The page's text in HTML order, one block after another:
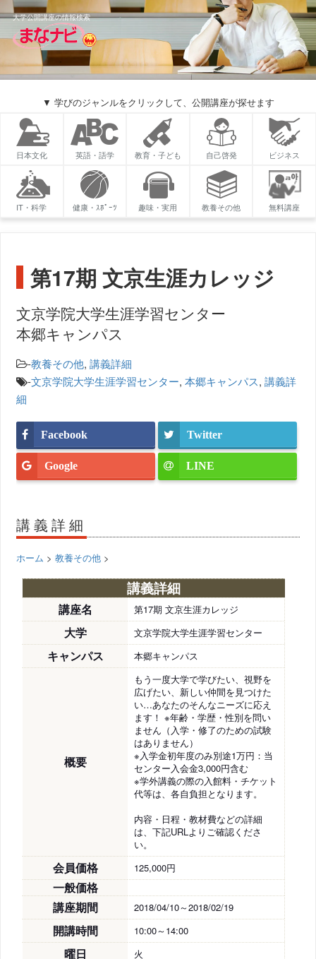
大学公開講座の情報検索
▼ 学びのジャンルをクリックして、公開講座が探せます
日本文化 英語・語学 教育・子ども 自己啓発 ビジネス
IT・科学 健康・ｽﾎﾟｰﾂ 趣味・実用 教養その他 無料講座
第17期 文京生涯カレッジ
文京学院大学生涯学習センター
本郷キャンパス
-教養その他,講義詳細
-文京学院大学生涯学習センター,本郷キャンパス,講義詳
細
Facebook Twitter
Google LINE
講義詳細
ホーム >教養その他 >
講義詳細
講座名 第17期 文京生涯カレッジ
大学 文京学院大学生涯学習センター
キャンパス 本郷キャンパス
概要
もう一度大学で学びたい、視野を
広げたい、新しい仲間を見つけた
い…あなたのそんなニーズに応え
ます！ ※年齢・学歴・性別を問い
ません（入学・修了のための試験
はありません）
※入学金初年度のみ別途1万円：当
センター入会金3,000円含む
※学外講義の際の入館料・チケット
代等は、各自負担となります。
内容・日程・教材費などの詳細
は、下記URLよりご確認くださ
い。
会員価格 125,000円
一般価格
講座期間
2018/04/10～2018/02/19
開講時間 10:00～14:00
曜日 火